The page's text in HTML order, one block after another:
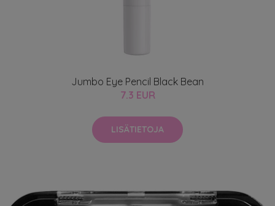
Jumbo Eye Pencil Black Bean
7.3 EUR
LISÄTIETOJA